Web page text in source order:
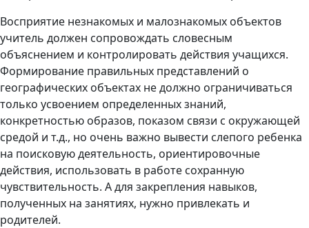
Восприятие незнакомых и малознакомых объектов
учитель должен сопровождать словесным
объяснением и контролировать действия учащихся.
Формирование правильных представлений о
географических объектах не должно ограничиваться
только усвоением определенных знаний,
конкретностью образов, показом связи с окружающей
средой и т.д., но очень важно вывести слепого ребенка
на поисковую деятельность, ориентировочные
действия, использовать в работе сохранную
чувствительность. А для закрепления навыков,
полученных на занятиях, нужно привлекать и
родителей.